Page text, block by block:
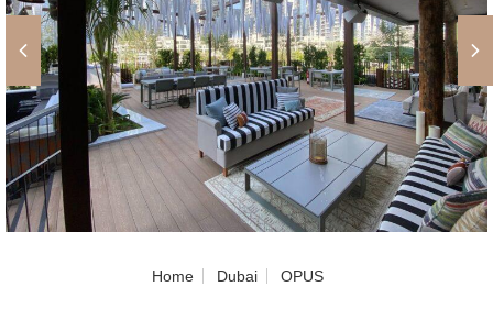
Home Dubai OPUS